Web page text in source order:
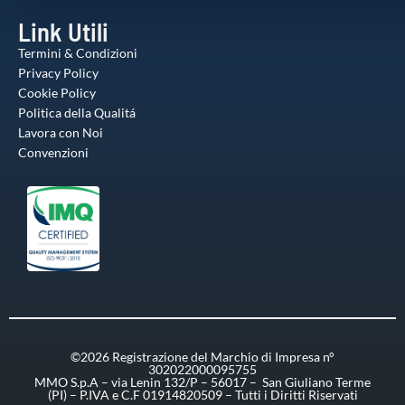
Link Utili
Termini & Condizioni
Privacy Policy
Cookie Policy
Politica della Qualitá
Lavora con Noi
Convenzioni
©2026 Registrazione del Marchio di Impresa n°
302022000095755
MMO S.p.A – via Lenin 132/P – 56017 – San Giuliano Terme
(PI) – P.IVA e C.F 01914820509 – Tutti i Diritti Riservati